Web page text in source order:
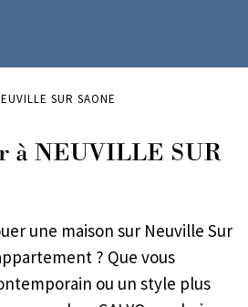
SUR SAONE
à NEUVILLE SUR
une maison sur Neuville Sur
? Que vous
ou un style plus